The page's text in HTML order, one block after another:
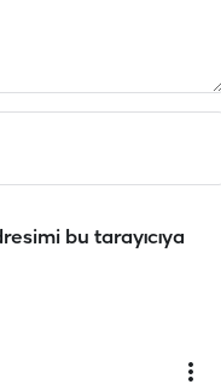
bu tarayıcıya